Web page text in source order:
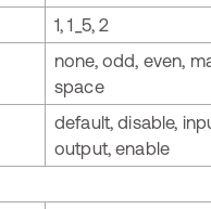
1, 1_5, 2
none, odd, even,
space
default, disable,
output, enable